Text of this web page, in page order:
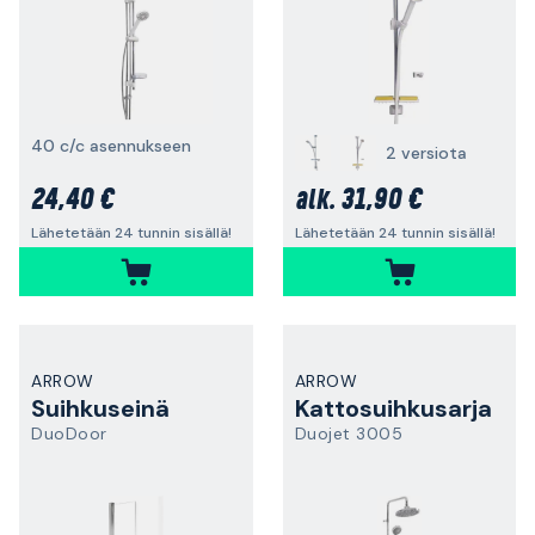
40 c/c asennukseen
24,40 €
Lähetetään 24 tunnin sisällä!
2 versiota
alk. 31,90 €
Lähetetään 24 tunnin sisällä!
ARROW
Suihkuseinä
DuoDoor
ARROW
Kattosuihkusarja
Duojet 3005